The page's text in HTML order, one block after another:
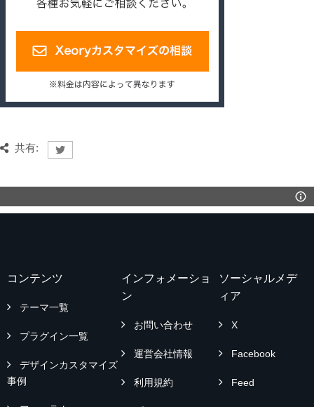
共有:
コンテンツ
テーマ一覧
プラグイン一覧
デザインカスタマイズ
事例
インフォメーショ
ン
お問い合わせ
運営会社情報
利用規約
ソーシャルメデ
ィア
X
Facebook
Feed